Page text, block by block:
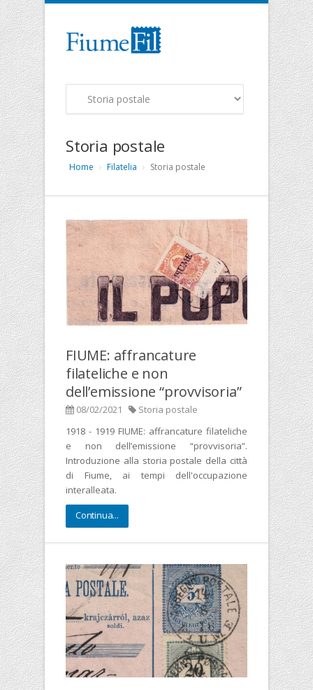
Storia postale
Home Filatelia Storia postale
FIUME: affrancature
filateliche e non
dell’emissione “provvisoria”
08/02/2021
Storia postale
1918 - 1919 FIUME: affrancature filateliche
e non dell’emissione “provvisoria”.
Introduzione alla storia postale della città
di Fiume, ai tempi dell'occupazione
interalleata.
Continua...